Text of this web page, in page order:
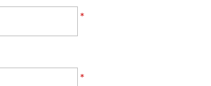
*
*